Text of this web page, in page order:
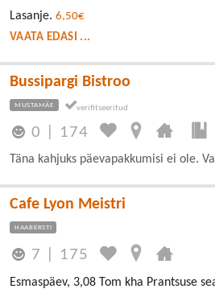
Lasanje. 6,50€
VAATA EDASI ...
Bussipargi Bistroo
MUSTAMÄE
0 174
Täna kahjuks päevapakkumisi ei ole.
Cafe Lyon Meistri
HAABERSTI
7 175
Esmaspäev, 3,08 Tom kha Prantsuse